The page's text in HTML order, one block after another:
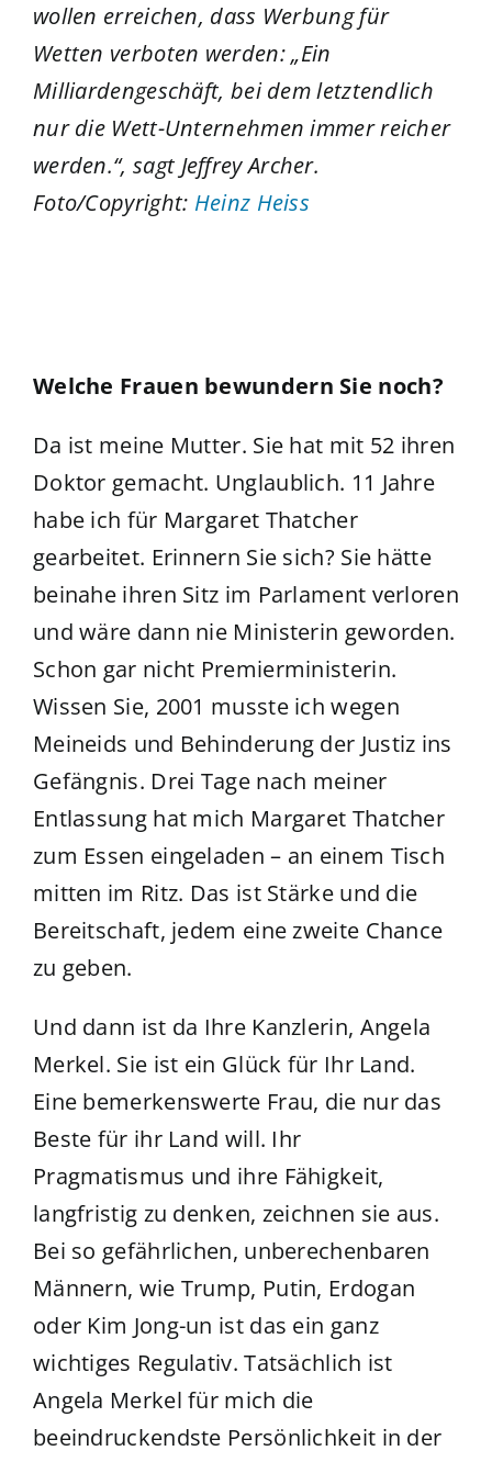
wollen erreichen, dass Werbung für
Wetten verboten werden:„Ein
Milliardengeschäft, bei dem letztendlich
nur die Wett-Unternehmen immer reicher
werden.“, sagt Jeffrey Archer.
Foto/Copyright: Heinz Heiss
Welche Frauen bewundern Sie noch?
Da ist meine Mutter. Sie hat mit 52 ihren
Doktor gemacht. Unglaublich. 11 Jahre
habe ich für Margaret Thatcher
gearbeitet. Erinnern Sie sich? Sie hätte
beinahe ihren Sitz im Parlament verloren
und wäre dann nie Ministerin geworden.
Schon gar nicht Premierministerin.
Wissen Sie, 2001 musste ich wegen
Meineids und Behinderung der Justiz ins
Gefängnis. Drei Tage nach meiner
Entlassung hat mich Margaret Thatcher
zum Essen eingeladen – an einem Tisch
mitten im Ritz. Das ist Stärke und die
Bereitschaft, jedem eine zweite Chance
zu geben.
Und dann ist da Ihre Kanzlerin, Angela
Merkel. Sie ist ein Glück für Ihr Land.
Eine bemerkenswerte Frau, die nur das
Beste für ihr Land will. Ihr
Pragmatismus und ihre Fähigkeit,
langfristig zu denken, zeichnen sie aus.
Bei so gefährlichen, unberechenbaren
Männern, wie Trump, Putin, Erdogan
oder Kim Jong-un ist das ein ganz
wichtiges Regulativ. Tatsächlich ist
Angela Merkel für mich die
beeindruckendste Persönlichkeit in der